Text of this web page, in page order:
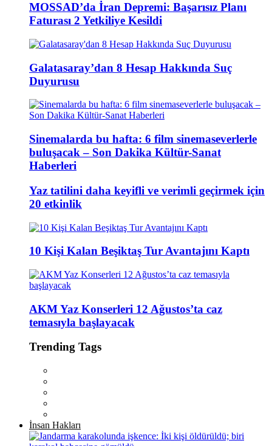
MOSSAD’da İran Depremi: Başarısız Planı
Faturası 2 Yetkiliye Kesildi
Galatasaray’dan 8 Hesap Hakkında Suç
Duyurusu
Sinemalarda bu hafta: 6 film sinemaseverlerle
buluşacak – Son Dakika Kültür-Sanat
Haberleri
Yaz tatilini daha keyifli ve verimli geçirmek için
20 etkinlik
10 Kişi Kalan Beşiktaş Tur Avantajını Kaptı
AKM Yaz Konserleri 12 Ağustos’ta caz
temasıyla başlayacak
Trending Tags
İnsan Hakları